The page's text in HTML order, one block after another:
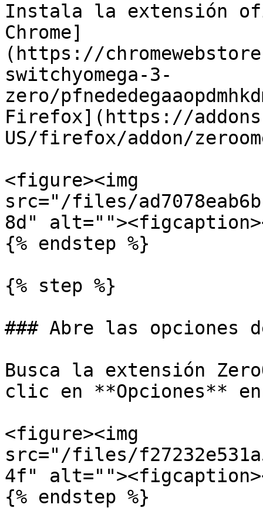
Instala la extensión
Chrome]
(https://
switchyomega-3-
zero/
Firefox](https://
US/firefox/addon/
<figure><img
src="/files/
8d"
{% endstep %}
{% step %}
### Abre las opciones
Busca la extensión
clic en **Opciones**
<figure><img
src="/files/
4f"
{% endstep %}